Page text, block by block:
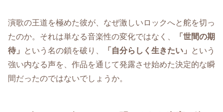
演歌の王道を極めた彼が、なぜ激しいロックへと舵を切っ
たのか。それは単なる音楽性の変化ではなく、
「世間の期
待」
という名の鎖を破り、 「自分らしく生きたい」
という
強い内なる声を、作品を通じて発露させ始めた決定的な瞬
間だったのではないでしょうか。